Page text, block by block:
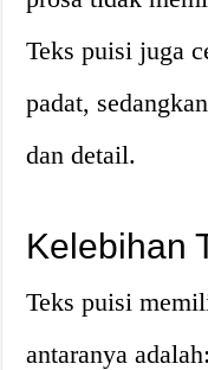
Teks puisi juga
padat,
dan detail.
Kelebihan
Teks puisi
antaranya